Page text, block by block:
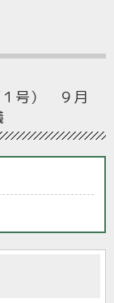
１号） ９月